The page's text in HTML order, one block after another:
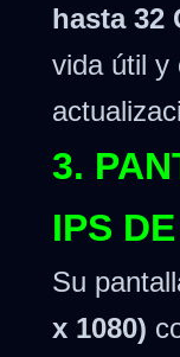
hasta 32
vida útil y
3.
IPS
Su
x 1080)